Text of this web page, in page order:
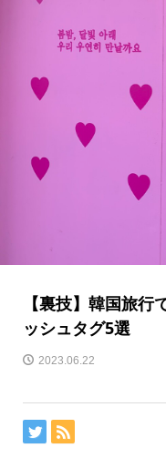
【裏技】韓国旅
ッシュタグ5選
2023.06.22